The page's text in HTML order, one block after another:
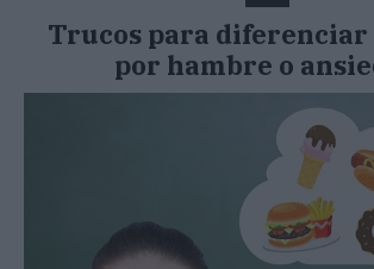
Trucos para diferenciar
por hambre o